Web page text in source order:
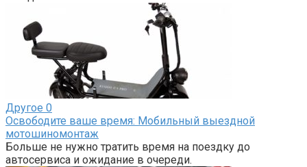
Другое 0
Освободите ваше время: Мобильный выездной
мотошиномонтаж
Больше не нужно тратить время на поездку до
автосервиса и ожидание в очереди.